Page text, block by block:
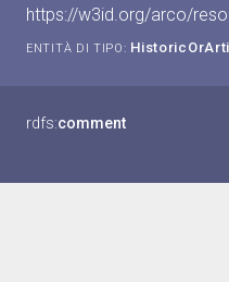
https://w3id.org/arco/
ENTITÀ DI TIPO:
rdfs:comment